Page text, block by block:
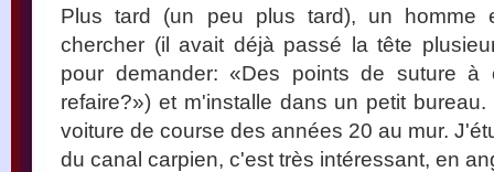
Plus tard (un peu plus tard), un homme
chercher (il avait déjà passé la tête
pour demander: «Des points de suture à
refaire?») et m'installe dans un petit
voiture de course des années 20 au mur.
du canal carpien, c'est très intéressant, en